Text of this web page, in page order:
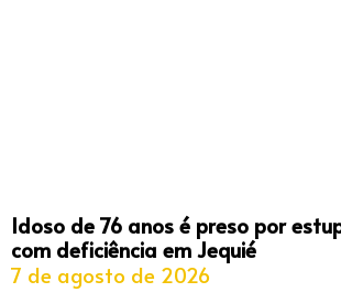
Idoso de 76 anos é preso por
com deficiência em Jequié
7 de agosto de 2026